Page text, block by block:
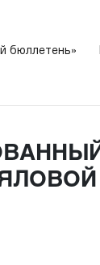
бюллетень»